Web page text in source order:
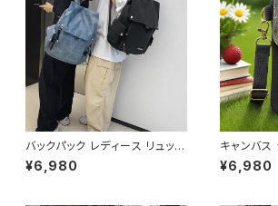
ジコーデ カジュアル デイリー
お出かけ K-B0084
バックパック レディース リュック
春夏 秋冬 春 夏 秋 冬 黒 白 バ
ッグ 大容量 リュックサック かば
¥6,980
キャンバス
マホポーチ
ス メンズ
¥6,980